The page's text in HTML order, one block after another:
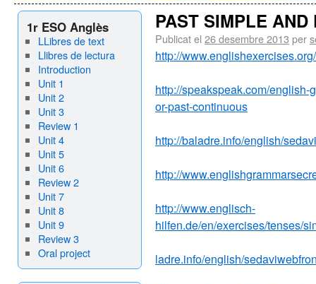
1r ESO Anglès
LLibres de text
Llibres de lectura
Introduction
Unit 1
Unit 2
Unit 3
Review 1
Unit 4
Unit 5
Unit 6
Review 2
Unit 7
Unit 8
Unit 9
Review 3
Oral project
PAST SIMPLE AND
Publicat el 26 desembre 2013 per
http://
http://speakspeak.com/
or-past-continuous
http://baladre.info/english/
http://
http://www.englisch-
hilfen.de/en/exercises/tenses/
ladre.info/english/